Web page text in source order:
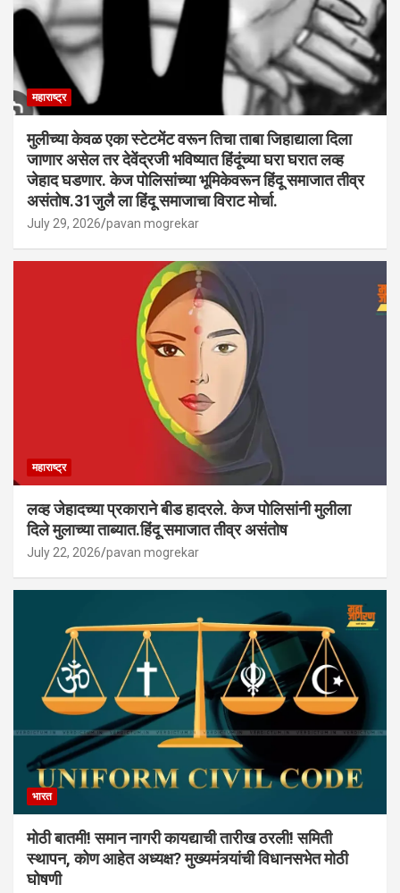
महाराष्ट्र
मुलीच्या केवळ एका स्टेटमेंट वरून तिचा ताबा जिहाद्याला दिला
जाणार असेल तर देवेंद्रजी भविष्यात हिंदूंच्या घरा घरात लव्ह
जेहाद घडणार. केज पोलिसांच्या भूमिकेवरून हिंदू समाजात तीव्र
असंतोष.31जुलै ला हिंदू समाजाचा विराट मोर्चा.
July 29, 2026 pavan mogrekar
महाराष्ट्र
लव्ह जेहादच्या प्रकाराने बीड हादरले. केज पोलिसांनी मुलीला
दिले मुलाच्या ताब्यात.हिंदू समाजात तीव्र असंतोष
July 22, 2026 pavan mogrekar
भारत
मोठी बातमी! समान नागरी कायद्याची तारीख ठरली! समिती
स्थापन, कोण आहेत अध्यक्ष? मुख्यमंत्र्यांची विधानसभेत मोठी
घोषणी